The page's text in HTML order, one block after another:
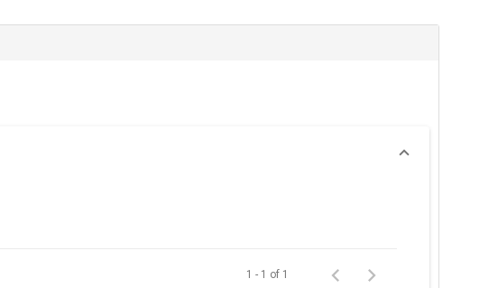
1 - 1 of 1